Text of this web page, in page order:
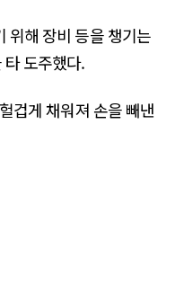
위해 장비 등을 챙기는
도주했다.
겁게 채워져 손을 빼낸